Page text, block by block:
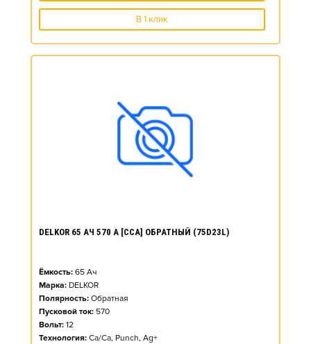
В 1 клик
DELKOR 65 АЧ 570 А [CCA] ОБРАТНЫЙ (75D23L)
Ёмкость: 65 Ач
Марка: DELKOR
Полярность: Обратная
Пусковой ток: 570
Вольт: 12
Технология: Ca/Ca, Punch, Ag+